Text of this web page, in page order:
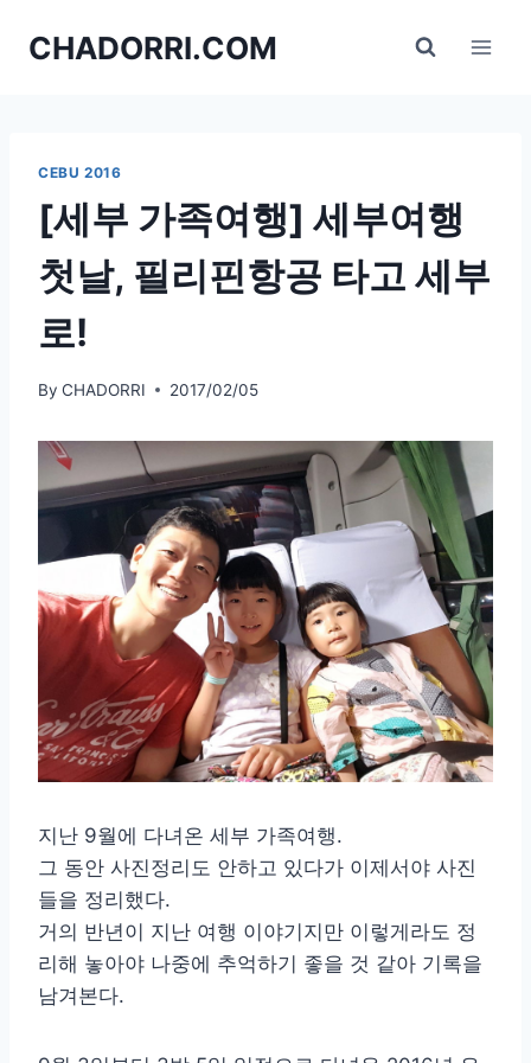
CHADORRI.COM
CEBU 2016
[세부 가족여행] 세부여행
첫날, 필리핀항공 타고 세부
로!
By CHADORRI 2017/02/05
지난 9월에 다녀온 세부 가족여행.
그 동안 사진정리도 안하고 있다가 이제서야 사진
들을 정리했다.
거의 반년이 지난 여행 이야기지만 이렇게라도 정
리해 놓아야 나중에 추억하기 좋을 것 같아 기록을
남겨본다.